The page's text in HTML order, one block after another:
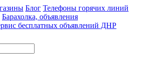
Блог Телефоны горячих линий
Барахолка, объявления